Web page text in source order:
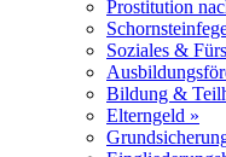
Prostitution
Soziales &
Bildung &
Elterngeld »